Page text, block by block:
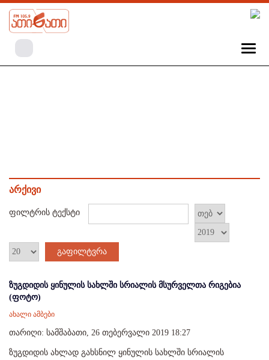
არქივი
ფილტრის ტექსტი
გაფილტვრა
ზუგდიდის ყინულის სახლში სრიალის მსურველთა რიგებია
(ფოტო)
ახალი ამბები
თარიღი: სამშაბათი, 26 თებერვალი 2019 18:27
ზუგდიდის ახლად გახსნილ ყინულის სახლში სრიალის